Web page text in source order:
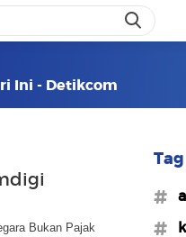
Ini - Detikcom
Bukan Pajak